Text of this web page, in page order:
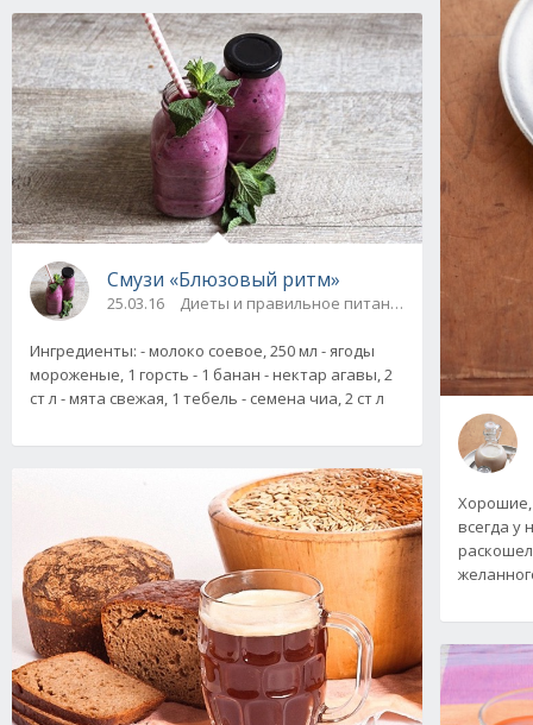
Смузи «Блюзовый ритм»
25.03.16 Диеты и правильное питание / Напитки
Ингредиенты: - молоко соевое, 250 мл - ягоды
мороженые, 1 горсть - 1 банан - нектар агавы, 2
ст л - мята свежая, 1 тебель - семена чиа, 2 ст л
Хорошие,
всегда у